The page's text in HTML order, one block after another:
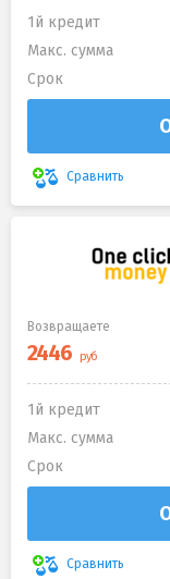
1й кредит
Макс. сумма
Срок
Сравнить
Возвращаете
1й кредит
Макс. сумма
Срок
Сравнить